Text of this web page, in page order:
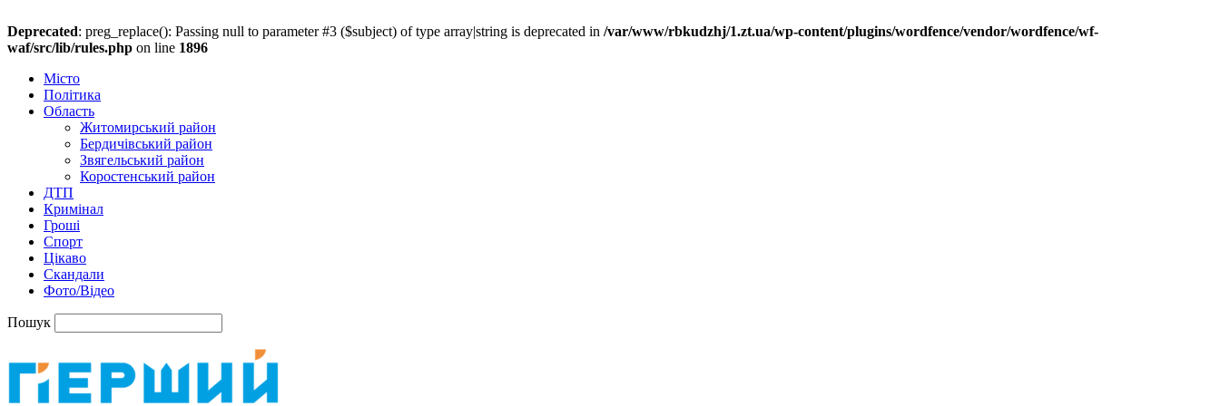
Deprecated: preg_replace(): Passing null to parameter #3 ($subject) of type array|string is deprecated in /var/www/rbkudzhj/1.zt.ua/wp-content/plugins/wordfence/vendor/wordfence/wf-
waf/src/lib/rules.php on line 1896
Місто
Політика
Область
Житомирський район
Бердичівський район
Звягельський район
Коростенський район
ДТП
Кримінал
Гроші
Спорт
Цікаво
Скандали
Фото/Відео
Пошук